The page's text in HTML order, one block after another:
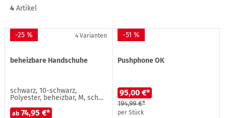
Pushphone OK
4 Artikel
4 Varianten
-25 %
beheizbare Handschuhe
schwarz, 10-schwarz,
Polyester, beheizbar, M, sch…
ab 74,95 €*
-51 %
Pushphone OK
95,00 €*
194,99 €*
per Stück